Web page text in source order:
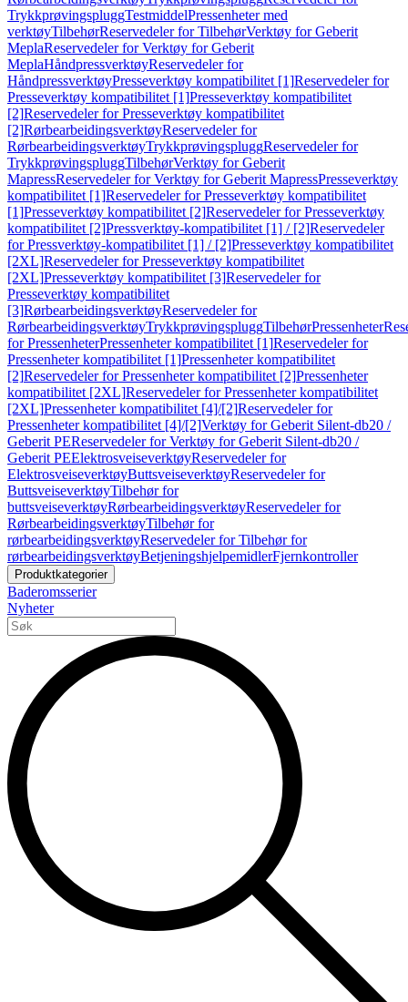
TrykkprøvingspluggTestmiddelPressenheter med
verktøyTilbehørReservedeler for TilbehørVerktøy for Geberit
MeplaReservedeler for Verktøy for Geberit
MeplaHåndpressverktøyReservedeler for
HåndpressverktøyPresseverktøy kompatibilitet [1]Reservedeler for
Presseverktøy kompatibilitet [1]Presseverktøy kompatibilitet
[2]Reservedeler for Presseverktøy kompatibilitet
[2]RørbearbeidingsverktøyReservedeler for
RørbearbeidingsverktøyTrykkprøvingspluggReservedeler for
TrykkprøvingspluggTilbehørVerktøy for Geberit
MapressReservedeler for Verktøy for Geberit MapressPresseverktøy
kompatibilitet [1]Reservedeler for Presseverktøy kompatibilitet
[1]Presseverktøy kompatibilitet [2]Reservedeler for Presseverktøy
kompatibilitet [2]Pressverktøy-kompatibilitet [1] / [2]Reservedeler
for Pressverktøy-kompatibilitet [1] / [2]Presseverktøy kompatibilitet
[2XL]Reservedeler for Presseverktøy kompatibilitet
[2XL]Presseverktøy kompatibilitet [3]Reservedeler for
Presseverktøy kompatibilitet
[3]RørbearbeidingsverktøyReservedeler for
RørbearbeidingsverktøyTrykkprøvingspluggTilbehørPressenheter
for PressenheterPressenheter kompatibilitet [1]Reservedeler for
Pressenheter kompatibilitet [1]Pressenheter kompatibilitet
[2]Reservedeler for Pressenheter kompatibilitet [2]Pressenheter
kompatibilitet [2XL]Reservedeler for Pressenheter kompatibilitet
[2XL]Pressenheter kompatibilitet [4]/[2]Reservedeler for
Pressenheter kompatibilitet [4]/[2]Verktøy for Geberit Silent-db20 /
Geberit PEReservedeler for Verktøy for Geberit Silent-db20 /
Geberit PEElektrosveiseverktøyReservedeler for
ElektrosveiseverktøyButtsveiseverktøyReservedeler for
ButtsveiseverktøyTilbehør for
buttsveiseverktøyRørbearbeidingsverktøyReservedeler for
RørbearbeidingsverktøyTilbehør for
rørbearbeidingsverktøyReservedeler for Tilbehør for
rørbearbeidingsverktøyBetjeningshjelpemidlerFjernkontroller
Produktkategorier
Baderomsserier
Nyheter